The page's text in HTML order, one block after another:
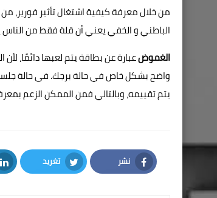
من خلال معرفة كيفية اشتغال تأثير
الباطني و الخفي يعني أن قلة فقط من
الغموضعبارة عن بطاقة يتم لعبها دائمًا،
واضح بشكل خاص في حالة برجك. في حالة
يتم تقييمه، وبالتالي فمن الممكن الزعم
نشر
Facebook
تغريد
Twitter